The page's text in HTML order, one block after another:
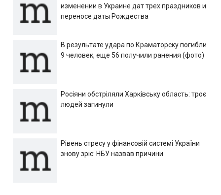
изменении в Украине дат трех праздников и
переносе даты Рождества
В результате удара по Краматорску погибли
9 человек, еще 56 получили ранения (фото)
Росіяни обстріляли Харківську область: троє
людей загинули
Рівень стресу у фінансовій системі України
знову зріс: НБУ назвав причини